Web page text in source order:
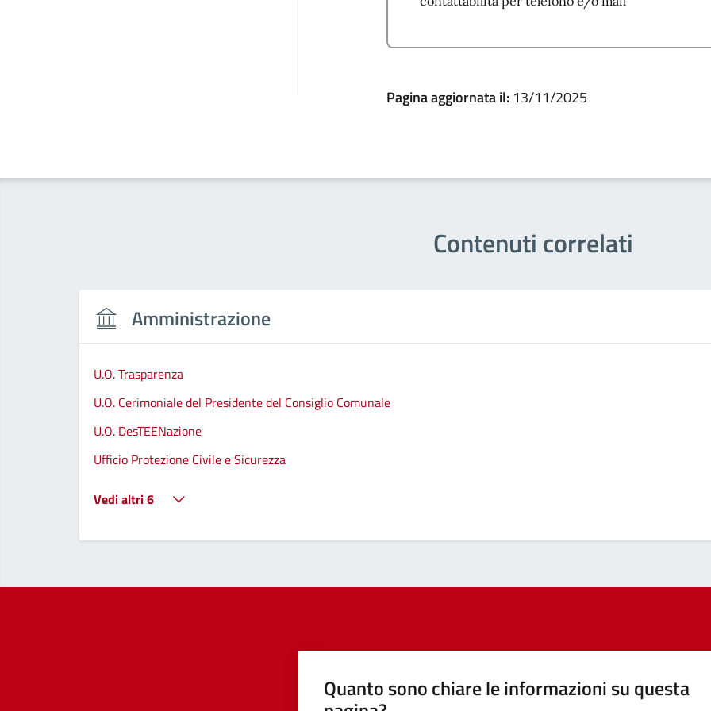
Pagina aggiornata il: 13/11/2025
Contenuti correlati
Amministrazione
U.O. Trasparenza
U.O. Cerimoniale del Presidente del Consiglio Comunale
U.O. DesTEENazione
Ufficio Protezione Civile e Sicurezza
Vedi altri 6
Quanto sono chiare le informazioni su questa